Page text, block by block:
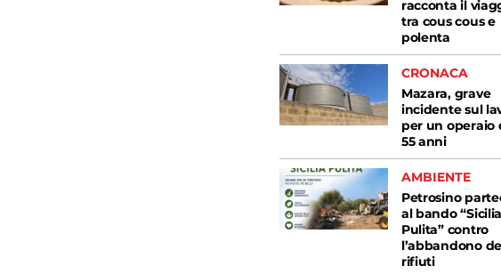
racconta il
tra cous cous e
polenta
CRONACA
Mazara, grave
incidente sul
per un operaio
55 anni
AMBIENTE
Petrosino
al bando “Sicilia
Pulita” contro
l’abbandono
rifiuti